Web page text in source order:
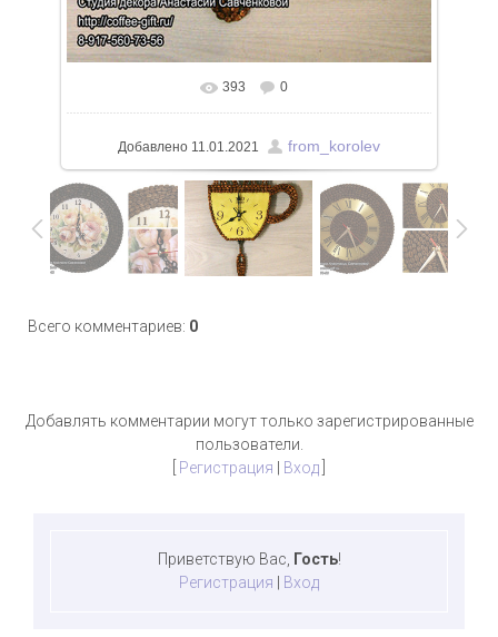
393 0
Добавлено 11.01.2021 from_korolev
Всего комментариев: 0
Добавлять комментарии могут только зарегистрированные
пользователи.
Регистрация Вход
Приветствую Вас Гость!
Регистрация
Вход